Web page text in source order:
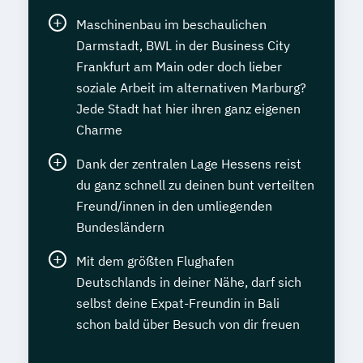
Maschinenbau im beschaulichen
Darmstadt, BWL in der Business City
Frankfurt am Main oder doch lieber
soziale Arbeit im alternativen Marburg?
Jede Stadt hat hier ihren ganz eigenen
Charme
Dank der zentralen Lage Hessens reist
du ganz schnell zu deinen bunt verteilten
Freund/innen in den umliegenden
Bundesländern
Mit dem größten Flughafen
Deutschlands in deiner Nähe, darf sich
selbst deine Expat-Freundin in Bali
schon bald über Besuch von dir freuen